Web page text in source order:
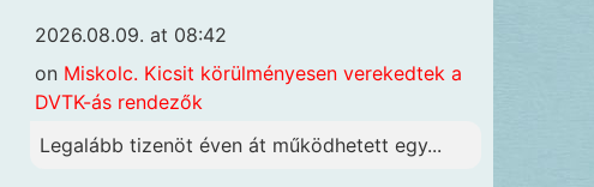
2026.08.09. at 08:42
on Miskolc. Kicsit körülményesen verekedtek a
DVTK-ás rendezők
Legalább tizenöt éven át működhetett egy...